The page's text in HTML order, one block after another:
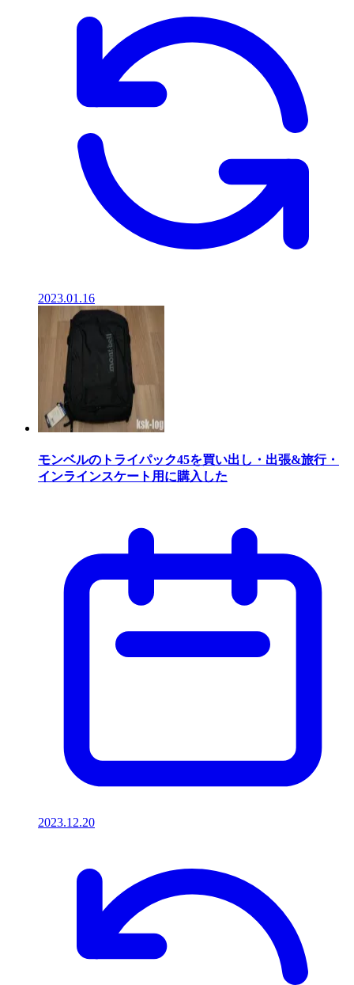
2023.01.16
モンベルのトライパック45を買い出し・出張&旅行・
インラインスケート用に購入した
2023.12.20